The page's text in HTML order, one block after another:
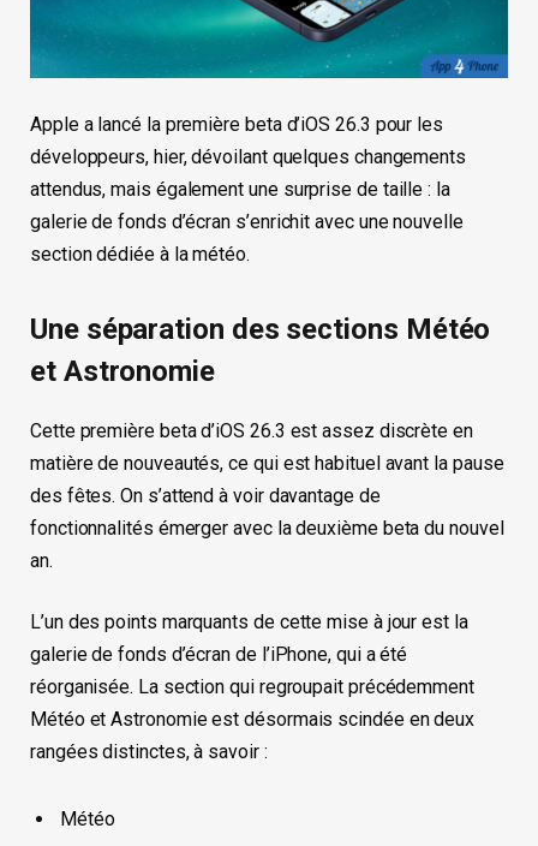
Apple a lancé la première beta d’iOS 26.3 pour les
développeurs, hier, dévoilant quelques changements
attendus, mais également une surprise de taille : la
galerie de fonds d’écran s’enrichit avec une nouvelle
section dédiée à la météo.
Une séparation des sections Météo
et Astronomie
Cette première beta d’iOS 26.3 est assez discrète en
matière de nouveautés, ce qui est habituel avant la pause
des fêtes. On s’attend à voir davantage de
fonctionnalités émerger avec la deuxième beta du nouvel
an.
L’un des points marquants de cette mise à jour est la
galerie de fonds d’écran de l’iPhone, qui a été
réorganisée. La section qui regroupait précédemment
Météo et Astronomie est désormais scindée en deux
rangées distinctes, à savoir :
Météo